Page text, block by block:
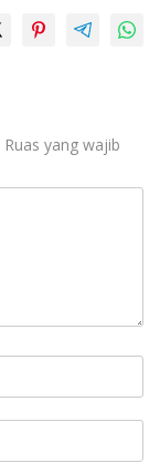
Ruas yang wajib